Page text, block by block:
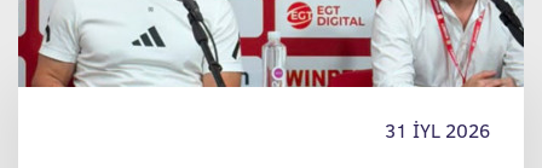
31 İYL 2026